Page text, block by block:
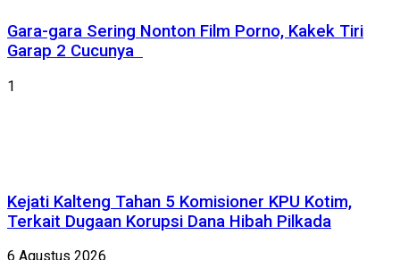
Gara-gara Sering Nonton Film Porno, Kakek Tiri
Garap 2 Cucunya
1
Kejati Kalteng Tahan 5 Komisioner KPU Kotim,
Terkait Dugaan Korupsi Dana Hibah Pilkada
6 Agustus 2026